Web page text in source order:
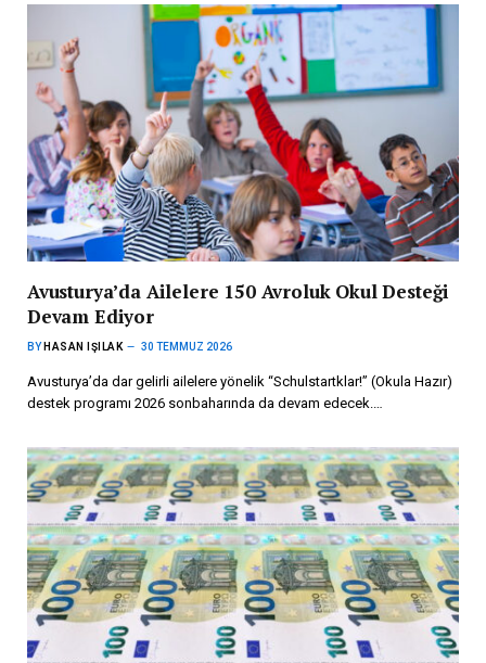
Avusturya’da Ailelere 150 Avroluk Okul Desteği
Devam Ediyor
BY HASAN IŞILAK 30 TEMMUZ 2026
Avusturya’da dar gelirli ailelere yönelik “Schulstartklar!” (Okula Hazır)
destek programı 2026 sonbaharında da devam edecek.…